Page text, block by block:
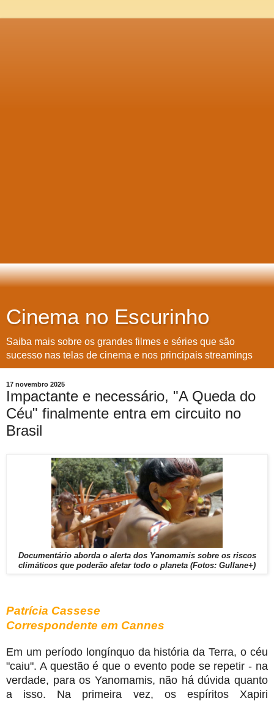
Cinema no Escurinho
Saiba mais sobre os grandes filmes e séries que são
sucesso nas telas de cinema e nos principais streamings
17 novembro 2025
Impactante e necessário, "A Queda do
Céu" finalmente entra em circuito no
Brasil
Documentário aborda o alerta dos Yanomamis sobre os riscos
climáticos que poderão afetar todo o planeta (Fotos: Gullane+)
Patrícia Cassese
Correspondente em Cannes
Em um período longínquo da história da Terra, o céu
"caiu". A questão é que o evento pode se repetir - na
verdade, para os Yanomamis, não há dúvida quanto
a isso. Na primeira vez, os espíritos Xapiri